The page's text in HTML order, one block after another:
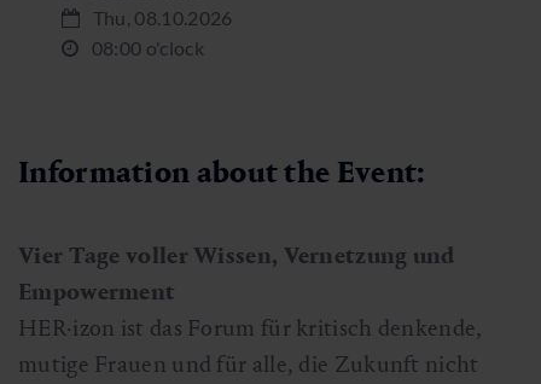
Thu, 08.10.2026
08:00 o'clock
Information about the Event:
Vier Tage voller Wissen, Vernetzung und
Empowerment
HER·izon ist das Forum für kritisch denkende,
mutige Frauen und für alle, die Zukunft nicht